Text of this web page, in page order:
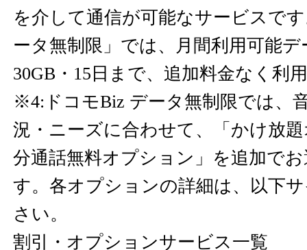
を介して通信が可能なサービスで
ータ無制限」では、月間利用可能
30GB・15日まで、追加料金なく利
※4:ドコモBiz データ無制限では、
況・ニーズに合わせて、「かけ放
分通話無料オプション」を追加で
す。各オプションの詳細は、以下
さい。
割引・オプションサービス一覧